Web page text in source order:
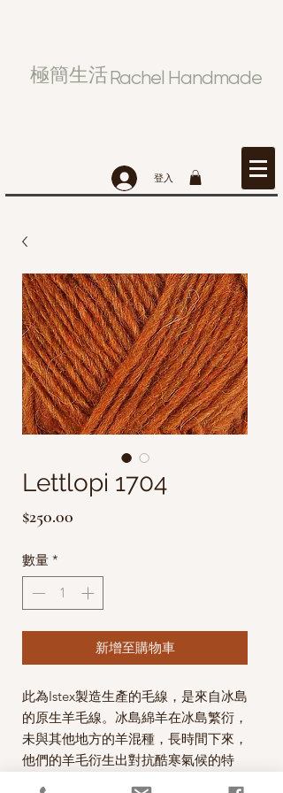
極簡生活Rachel Handmade
登入
Lettlopi 1704
$250.00
數量 *
新增至購物車
此為Istex製造生產的毛線，是來自冰島
的原生羊毛線。 冰島綿羊在冰島繁衍，
未與其他地方的羊混種，長時間下來，
他們的羊毛衍生出對抗酷寒氣候的特